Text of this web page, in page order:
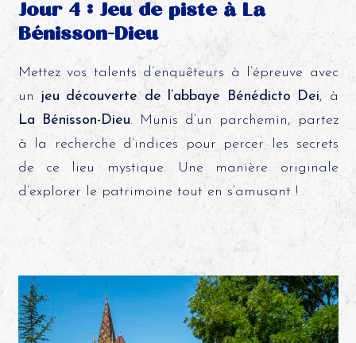
Jour 4 : Jeu de piste à La
Bénisson-Dieu
Mettez vos talents d’enquêteurs à l’épreuve avec
un jeu découverte de l’abbaye Bénédicto Dei, à
La Bénisson-Dieu. Munis d’un parchemin, partez
à la recherche d’indices pour percer les secrets
de ce lieu mystique. Une manière originale
d’explorer le patrimoine tout en s’amusant !